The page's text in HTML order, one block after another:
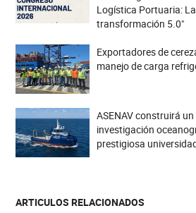
Logística Portuaria:
transformación 5.0"
Exportadores de
manejo de carga
ASENAV construirá
investigación
prestigiosa
ARTICULOS RELACIONADOS